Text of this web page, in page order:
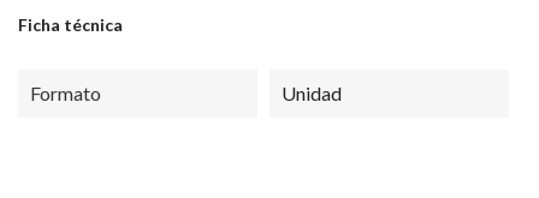
Ficha técnica
Formato Unidad